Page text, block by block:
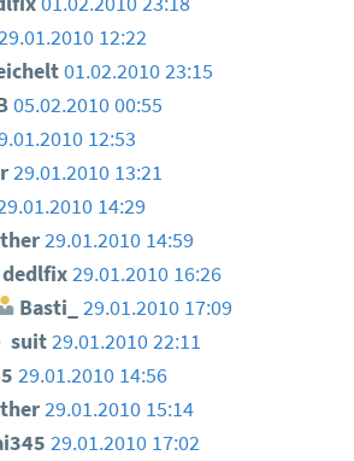
12:22
01.02.2010 23:15
05.02.2010 00:55
12:53
29.01.2010 13:21
14:29
29.01.2010 14:59
dedlfix29.01.2010 16:26
Basti_ 29.01.2010 17:09
suit29.01.2010 22:11
29.01.2010 14:56
29.01.2010 15:14
29.01.2010 17:02